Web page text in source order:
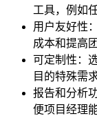
工具，例如
用户友好性
成本和提高
可定制性：
目的特殊需
报告和分析
便项目经理